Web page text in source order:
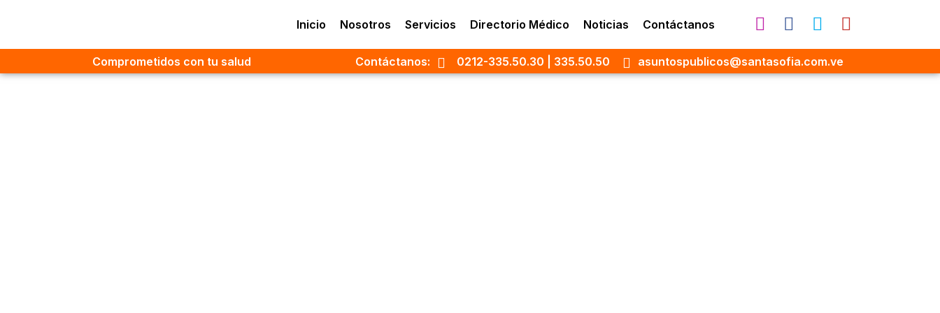
Inicio Nosotros Servicios Directorio Médico Noticias Contáctanos
Comprometidos con tu salud Contáctanos: 0212-335.50.30 | 335.50.50 asuntospublicos@santasofia.com.ve